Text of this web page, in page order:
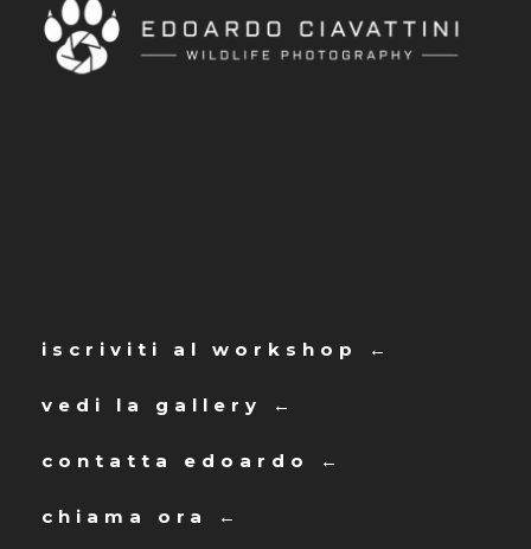
iscriviti al workshop ←
vedi la gallery ←
contatta edoardo ←
chiama ora ←